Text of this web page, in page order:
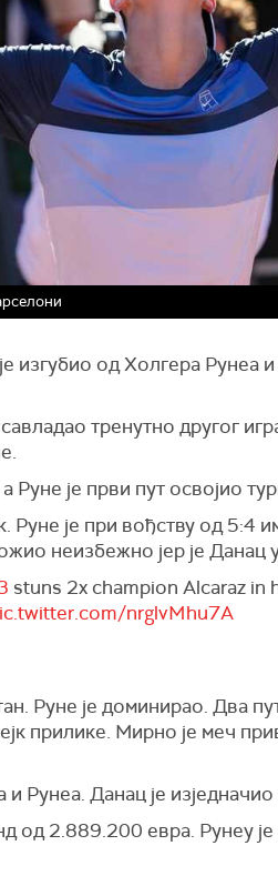
изгубио од Холгера Рунеа
тренутно другог
Руне је први пут освојио
је при вођству од 5:4
неизбежно јер је Данац
stuns 2x champion Alcaraz in
nrglvMhu7A
Руне је доминирао. Два
прилике. Мирно је меч
Рунеа. Данац је
од 2.889.200 евра. Рунеу